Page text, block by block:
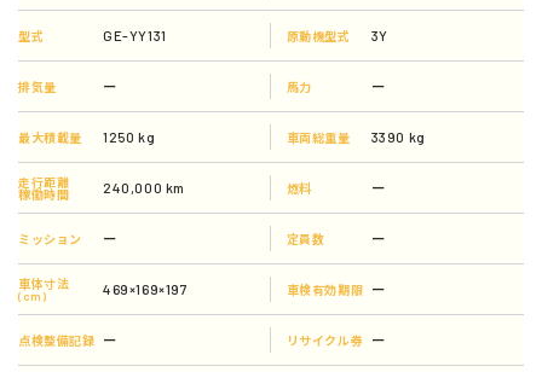
型式 GE-YY131 原動機型式 3Y
排気量 ー 馬力 ー
最大積載量 1250 kg 車両総重量 3390 kg
走行距離
稼働時間
240,000 km 燃料 ー
ミッション ー 定員数 ー
車体寸法
(cm)
469×169×197 車検有効期限 ー
点検整備記録 ー リサイクル券 ー